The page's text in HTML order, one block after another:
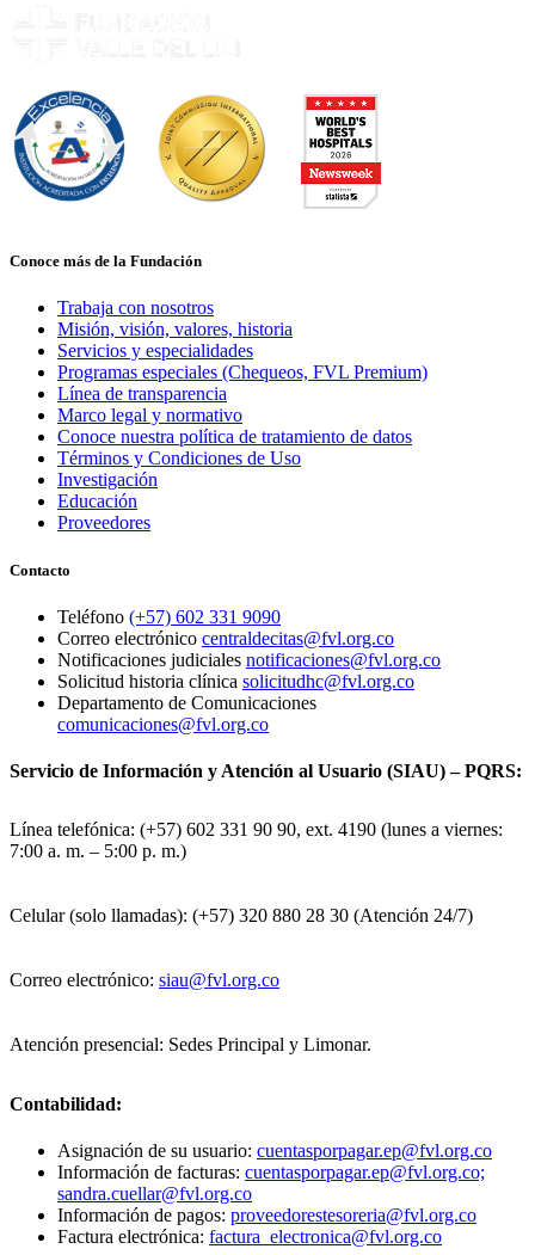
Conoce más de la Fundación
Trabaja con nosotros
Misión, visión, valores, historia
Servicios y especialidades
Programas especiales (Chequeos, FVL Premium)
Línea de transparencia
Marco legal y normativo
Conoce nuestra política de tratamiento de datos
Términos y Condiciones de Uso
Investigación
Educación
Proveedores
Contacto
Teléfono (+57) 602 331 9090
Correo electrónico centraldecitas@fvl.org.co
Notificaciones judiciales notificaciones@fvl.org.co
Solicitud historia clínica solicitudhc@fvl.org.co
Departamento de Comunicaciones
comunicaciones@fvl.org.co
Servicio de Información y Atención al Usuario (SIAU) – PQRS:
Línea telefónica: (+57) 602 331 90 90, ext. 4190 (lunes a viernes:
7:00 a. m. – 5:00 p. m.)
Celular (solo llamadas): (+57) 320 880 28 30 (Atención 24/7)
Correo electrónico: siau@fvl.org.co
Atención presencial: Sedes Principal y Limonar.
Contabilidad:
Asignación de su usuario: cuentasporpagar.ep@fvl.org.co
Información de facturas: cuentasporpagar.ep@fvl.org.co;
sandra.cuellar@fvl.org.co
Información de pagos: proveedorestesoreria@fvl.org.co
Factura electrónica: factura_electronica@fvl.org.co